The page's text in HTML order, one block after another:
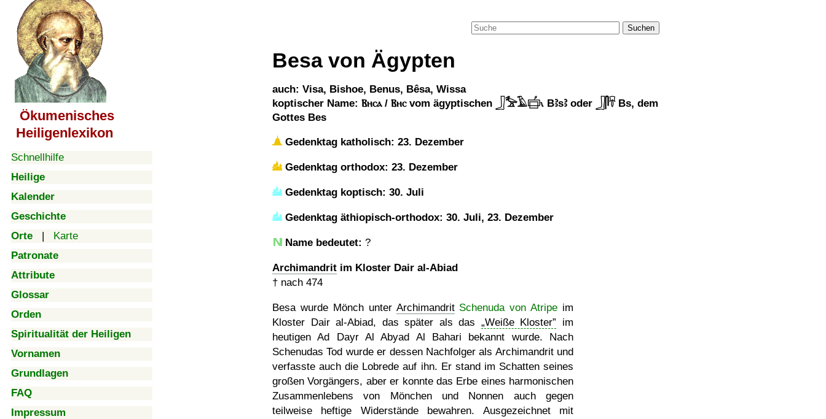
Ökumenisches
Heiligenlexikon
Schnellhilfe
Heilige
Kalender
Geschichte
Orte | Karte
Patronate
Attribute
Glossar
Orden
Spiritualität der Heiligen
Vornamen
Grundlagen
FAQ
Impressum
Suchen
Besa von Ägypten
auch: Visa, Bishoe, Benus, Bêsa, Wissa
koptischer Name: Ⲃⲏⲥⲁ / Ⲃⲏⲥ vom ägyptischen 𓃀𓅡𓄿𓐠𓏯 BꜢsꜢ oder 𓃀𓋴𓄜 Bs, dem
Gottes Bes
Gedenktag katholisch: 23. Dezember
Gedenktag orthodox: 23. Dezember
Gedenktag koptisch: 30. Juli
Gedenktag äthiopisch-orthodox: 30. Juli, 23. Dezember
Name bedeutet: ?
Archimandrit im Kloster Dair al-Abiad
† nach 474
Besa wurde Mönch unter Archimandrit Schenuda von Atripe im
Kloster Dair al-Abiad, das später als das
Weiße Kloster
im
heutigen Ad Dayr Al Abyad Al Bahari bekannt wurde. Nach
Schenudas Tod wurde er dessen Nachfolger als Archimandrit und
verfasste auch die Lobrede auf ihn. Er stand im Schatten seines
großen Vorgängers, aber er konnte das Erbe eines harmonischen
Zusammenlebens von Mönchen und Nonnen auch gegen
teilweise heftige Widerstände bewahren. Ausgezeichnet mit